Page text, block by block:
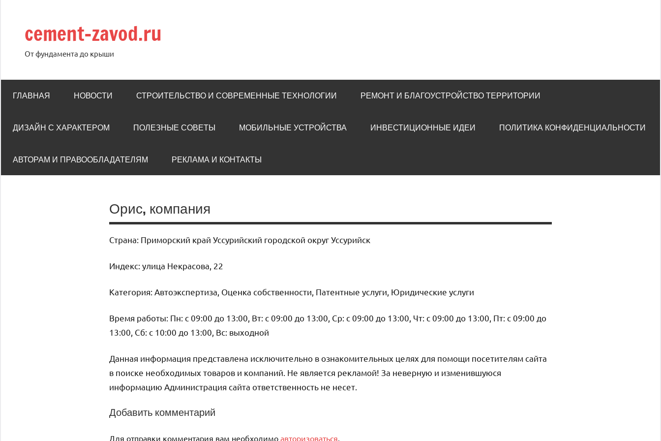
содержимому
cement-zavod.ru
От фундамента до крыши
ГЛАВНАЯ НОВОСТИ СТРОИТЕЛЬСТВО И СОВРЕМЕННЫЕ ТЕХНОЛОГИИ РЕМОНТ И БЛАГОУСТРОЙСТВО ТЕРРИТОРИИ
ДИЗАЙН С ХАРАКТЕРОМ ПОЛЕЗНЫЕ СОВЕТЫ МОБИЛЬНЫЕ УСТРОЙСТВА ИНВЕСТИЦИОННЫЕ ИДЕИ ПОЛИТИКА КОНФИДЕНЦИАЛЬНОСТИ
АВТОРАМ И ПРАВООБЛАДАТЕЛЯМ РЕКЛАМА И КОНТАКТЫ
Орис, компания
Страна: Приморский край Уссурийский городской округ Уссурийск
Индекс: улица Некрасова, 22
Категория: Автоэкспертиза, Оценка собственности, Патентные услуги, Юридические услуги
Время работы: Пн: с 09:00 до 13:00, Вт: с 09:00 до 13:00, Ср: с 09:00 до 13:00, Чт: с 09:00 до 13:00, Пт: с 09:00 до
13:00, Сб: с 10:00 до 13:00, Вс: выходной
Данная информация представлена исключительно в ознакомительных целях для помощи посетителям сайта
в поиске необходимых товаров и компаний. Не является рекламой! За неверную и изменившуюся
информацию Администрация сайта ответственность не несет.
Добавить комментарий
Для отправки комментария вам необходимо авторизоваться.